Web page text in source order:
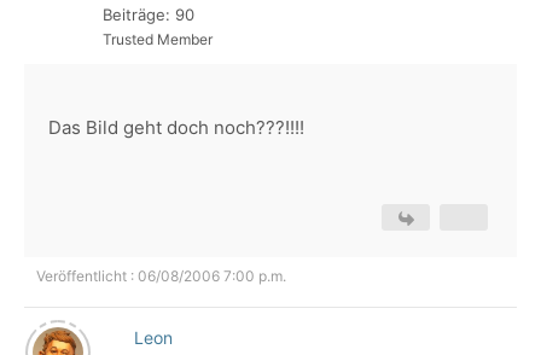
Beiträge: 90
Trusted Member
Das Bild geht doch noch???!!!!
Veröffentlicht : 06/08/2006 7:00 p.m.
Leon